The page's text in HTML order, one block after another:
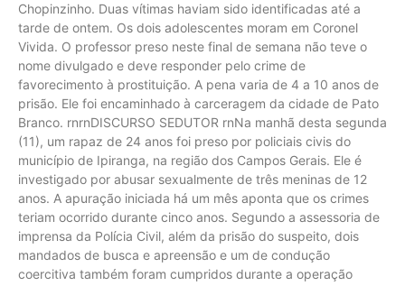
Chopinzinho. Duas vítimas haviam sido identificadas até a
tarde de ontem. Os dois adolescentes moram em Coronel
Vivida. O professor preso neste final de semana não teve o
nome divulgado e deve responder pelo crime de
favorecimento à prostituição. A pena varia de 4 a 10 anos de
prisão. Ele foi encaminhado à carceragem da cidade de Pato
Branco. rnrnDISCURSO SEDUTOR rnNa manhã desta segunda
(11), um rapaz de 24 anos foi preso por policiais civis do
município de Ipiranga, na região dos Campos Gerais. Ele é
investigado por abusar sexualmente de três meninas de 12
anos. A apuração iniciada há um mês aponta que os crimes
teriam ocorrido durante cinco anos. Segundo a assessoria de
imprensa da Polícia Civil, além da prisão do suspeito, dois
mandados de busca e apreensão e um de condução
coercitiva também foram cumpridos durante a operação